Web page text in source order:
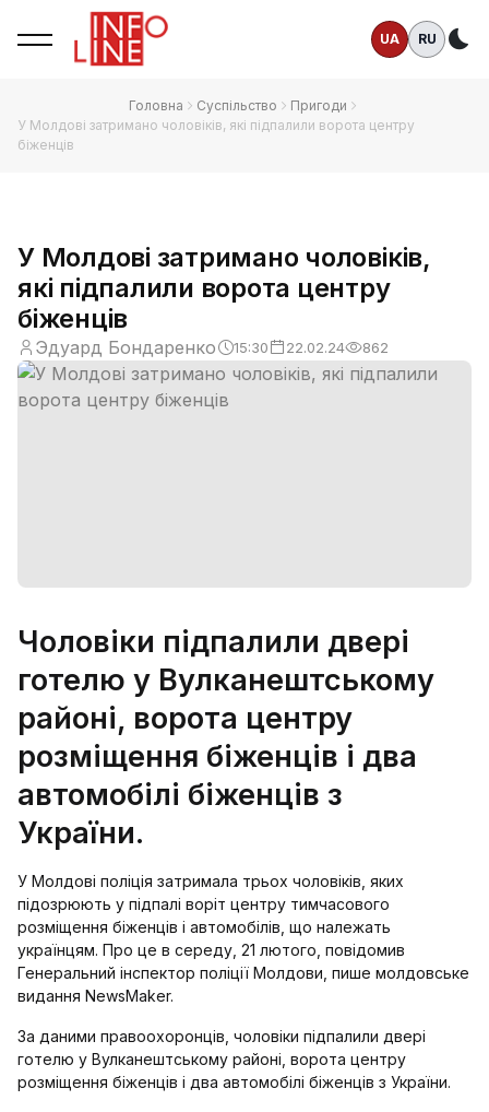
UA RU
Головна Суспільство
Пригоди
У Молдові затримано чоловіків, які підпалили ворота центру
біженців
У Молдові затримано чоловіків,
які підпалили ворота центру
біженців
Эдуард Бондаренко 15:30 22.02.24 862
Чоловіки підпалили двері
готелю у Вулканештському
районі, ворота центру
розміщення біженців і два
автомобілі біженців з
України.
У Молдові поліція затримала трьох чоловіків, яких
підозрюють у підпалі воріт центру тимчасового
розміщення біженців і автомобілів, що належать
українцям. Про це в середу, 21 лютого, повідомив
Генеральний інспектор поліції Молдови, пише молдовське
видання NewsMaker.
За даними правоохоронців, чоловіки підпалили двері
готелю у Вулканештському районі, ворота центру
розміщення біженців і два автомобілі біженців з України.